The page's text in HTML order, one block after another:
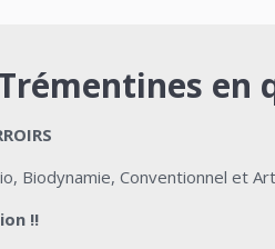
en
Biodynamie, Conventionnel et
!!